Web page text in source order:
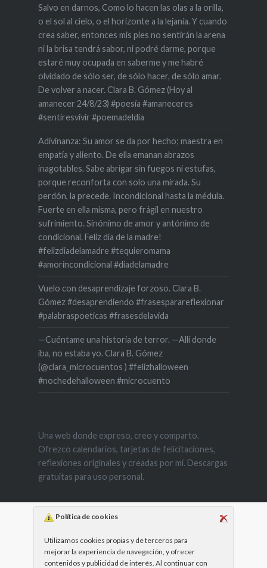
Política de cookies
Utilizamos cookies propias y de terceros para
mejorar la experiencia de navegación, y ofrecer
contenidos y publicidad de interés. Al continuar con
Salvo en darnos, Como lo hacen las olas a la orilla,
o el sol al cielo, o el horizonte a la lejanía. Y cuando
crea saber, entonces mis pies no sentirán la arena
ni la brisa tendrá sabor, ni podré darme, porque
estaré muy ocupada en saberme y me habré
olvidado de sólo ser, de sólo hacer, de sólo amar.
De volver a nacer. Clara B. Gómez (Hoy al
amanecer 24/8/23) #poesía #amaneceres
#sentiresvivir #poemadeldía
Adivinanza: Su amor se da por hecho; maestra en
empatía y aliento. De ella emanan abrazos
inagotables. Sabe abrigar sin fuegos ni estufas,
porque reconforta con solo una mirada. Su
perdón, la precede. Incondicional hasta la médula.
Fuerte en ella misma, pero frágil en nuestro
sufrimiento. Sinónimo de amor y antónimo de
condicional. Feliz día de la madre!
#felizdiadelamadre #tequieromama
#amorincondicional #diadelamadre
Vuelo con desaprendizaje forzoso. Clara B.
Gómez #desaprendiendo #frasesparareflexionar
#palabraspoeticas #frasesdelavida
—Cuéntame una historia de terror. —Allí donde
iba, no estaba yo. Clara B. Gómez
(@clara_microcuentos ) #felizhalloween
#nochedehalloween #microcuento
Una web donde expreso, creo y comparto.
Ofrezco calendarios, tarjetas de felicitaciones,
reflexiones originales y creadas por mí. Descargas
gratuitas para uso personal.